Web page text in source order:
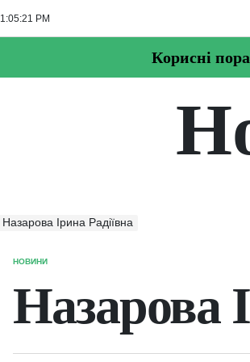
1 :05:22 PM
Корисні
Назарова Ірина Радіївна
ОПУБЛІКУВАТИ
НОВИНИ
Назарова